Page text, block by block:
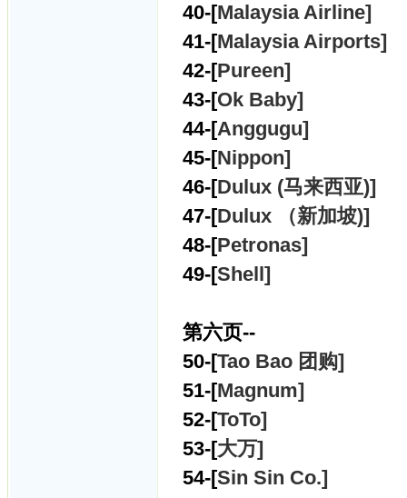
40-[Malaysia Airline]
41-[Malaysia Airports]
42-[Pureen]
43-[Ok Baby]
44-[Anggugu]
45-[Nippon]
46-[Dulux (马来西亚)]
47-[Dulux （新加坡)]
48-[Petronas]
49-[Shell]
第六页--
50-[Tao Bao 团购]
51-[Magnum]
52-[ToTo]
53-[大万]
54-[Sin Sin Co.]